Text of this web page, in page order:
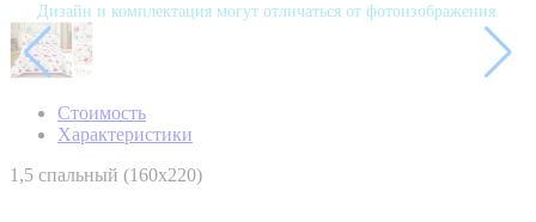
Дизайн и комплектация могут отличаться от фотоизображения.
Стоимость
Характеристики
1,5 спальный (160x220)